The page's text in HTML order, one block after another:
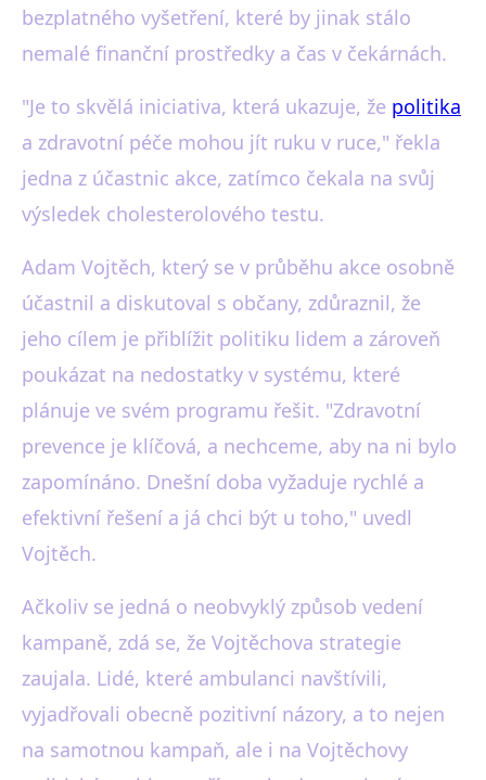
bezplatného vyšetření, které by jinak stálo
nemalé finanční prostředky a čas v čekárnách.
"Je to skvělá iniciativa, která ukazuje, že politika
a zdravotní péče mohou jít ruku v ruce," řekla
jedna z účastnic akce, zatímco čekala na svůj
výsledek cholesterolového testu.
Adam Vojtěch, který se v průběhu akce osobně
účastnil a diskutoval s občany, zdůraznil, že
jeho cílem je přiblížit politiku lidem a zároveň
poukázat na nedostatky v systému, které
plánuje ve svém programu řešit. "Zdravotní
prevence je klíčová, a nechceme, aby na ni bylo
zapomínáno. Dnešní doba vyžaduje rychlé a
efektivní řešení a já chci být u toho," uvedl
Vojtěch.
Ačkoliv se jedná o neobvyklý způsob vedení
kampaně, zdá se, že Vojtěchova strategie
zaujala. Lidé, které ambulanci navštívili,
vyjadřovali obecně pozitivní názory, a to nejen
na samotnou kampaň, ale i na Vojtěchovy